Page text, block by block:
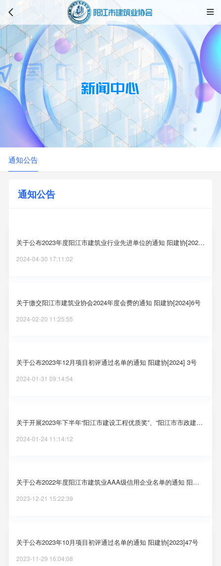
 
通知公告
通知公告
关于公布2023年度阳江市建筑业行业先进单位的通知 阳建协[2024]15号
2024-04-30 17:11:02
关于缴交阳江市建筑业协会2024年度会费的通知 阳建协[2024]6号
2024-02-20 11:25:55
关于公布2023年12月项目初评通过名单的通知 阳建协[2024] 3号
2024-01-31 09:14:54
关于开展2023年下半年“阳江市建设工程优质奖”、“阳江市市政建设工程优质奖”评审工作的通知 阳建协[2024] 2号
2024-01-24 11:14:12
关于公布2022年度阳江市建筑业AAA级信用企业名单的通知 阳建协[2023]49号
2023-12-21 15:22:39
关于公布2023年10月项目初评通过名单的通知 阳建协[2023]47号
2023-11-29 16:04:08